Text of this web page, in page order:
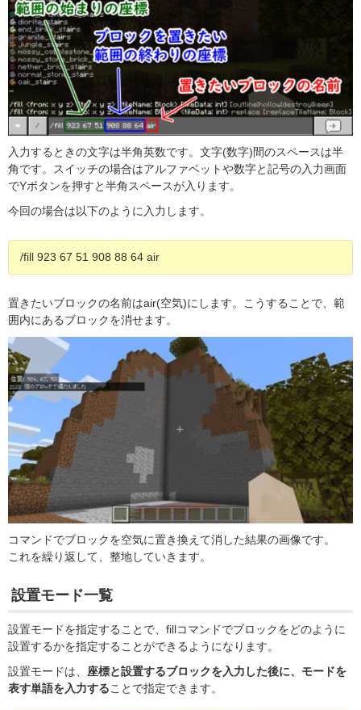
入力するときの文字は半角英数です。文字(数字)間のスペースは半
角です。スイッチの場合はアルファベットや数字と記号の入力画面
でYボタンを押すと半角スペースが入ります。
今回の場合は以下のように入力します。
/fill 923 67 51 908 88 64 air
置きたいブロックの名前はair(空気)にします。こうすることで、範
囲内にあるブロックを消せます。
コマンドでブロックを空気に置き換えて消した結果の画像です。
これを繰り返して、整地していきます。
設置モード一覧
設置モードを指定することで、fillコマンドでブロックをどのように
設置するかを指定することができるようになります。
設置モードは、 座標と設置するブロックを入力した後に、モードを
表す単語を入力することで指定できます。